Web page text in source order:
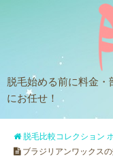
脱毛始める前に料金・
にお任せ！
脱毛比較コレクション
ブラジリアンワックス